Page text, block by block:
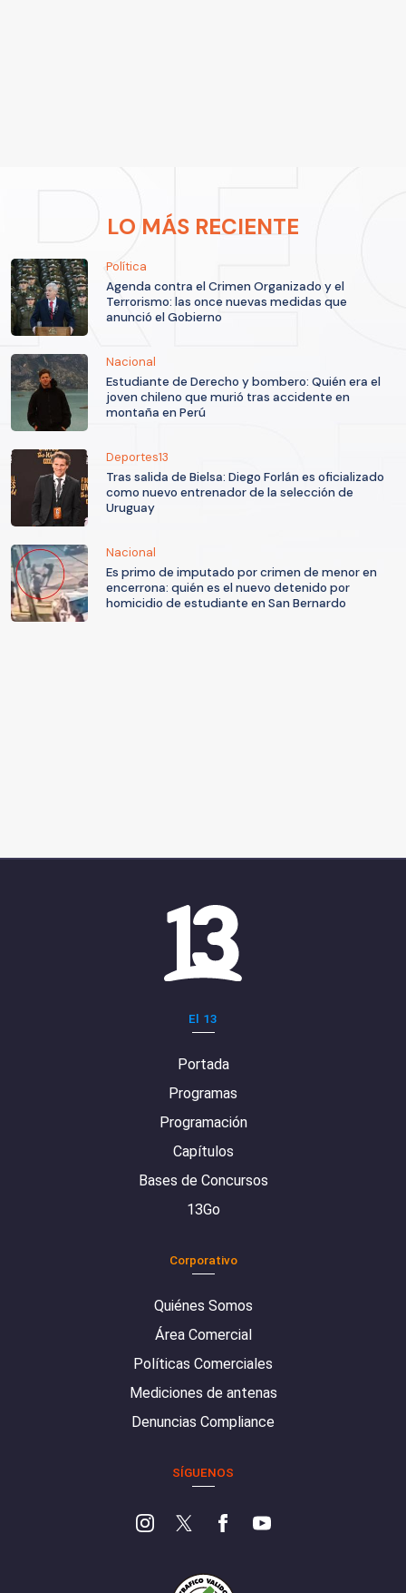
LO MÁS RECIENTE
Política
Agenda contra el Crimen Organizado y el
Terrorismo: las once nuevas medidas que
anunció el Gobierno
Nacional
Estudiante de Derecho y bombero: Quién era el
joven chileno que murió tras accidente en
montaña en Perú
Deportes13
Tras salida de Bielsa: Diego Forlán es oficializado
como nuevo entrenador de la selección de
Uruguay
Nacional
Es primo de imputado por crimen de menor en
encerrona: quién es el nuevo detenido por
homicidio de estudiante en San Bernardo
El 13
Portada
Programas
Programación
Capítulos
Bases de Concursos
13Go
Corporativo
Quiénes Somos
Área Comercial
Políticas Comerciales
Mediciones de antenas
Denuncias Compliance
SÍGUENOS